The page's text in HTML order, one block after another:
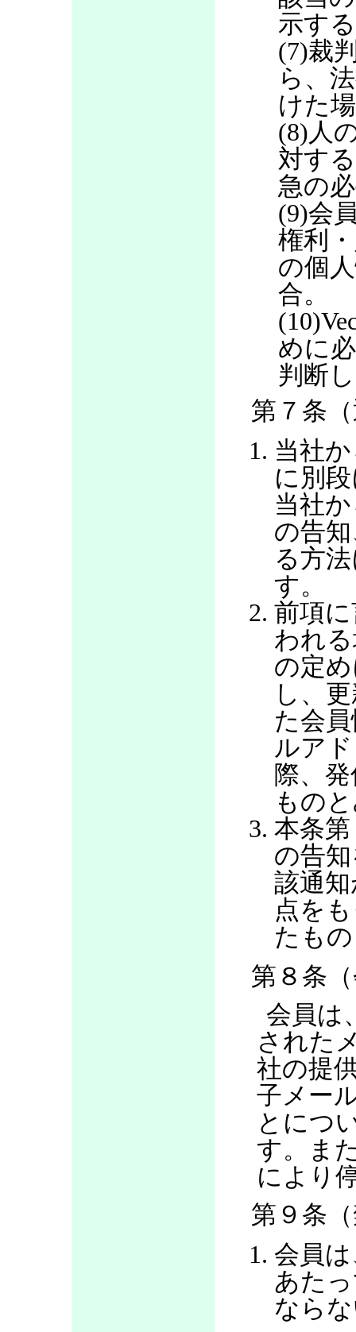
示す
(7)裁
ら、
けた
(8)人
対す
急の
(9)会
権利
の個
合。
めに
判断
第７条
当社
に別
当社
の告
る方
す。
前項
われ
の定
し、
た会
ルア
際、
もの
本条
の告
該通
点を
たも
第８条
会員は
された
社の提
子メー
とにつ
す。ま
により
第９条
会員
あた
なら